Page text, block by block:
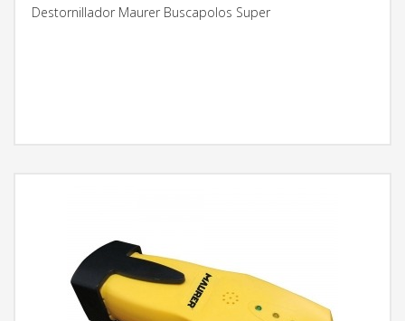
Destornillador Maurer Buscapolos Super